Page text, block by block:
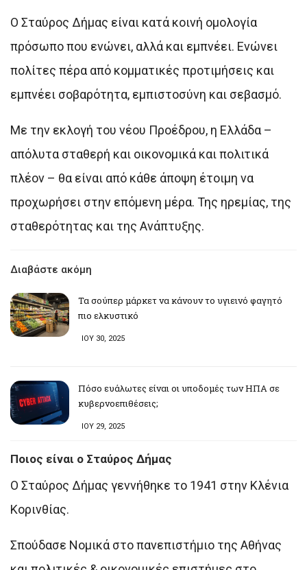
Ο Σταύρος Δήμας είναι κατά κοινή ομολογία
πρόσωπο που ενώνει, αλλά και εμπνέει. Ενώνει
πολίτες πέρα από κομματικές προτιμήσεις και
εμπνέει σοβαρότητα, εμπιστοσύνη και σεβασμό.
Με την εκλογή του νέου Προέδρου, η Ελλάδα –
απόλυτα σταθερή και οικονομικά και πολιτικά
πλέον – θα είναι από κάθε άποψη έτοιμη να
προχωρήσει στην επόμενη μέρα. Της ηρεμίας, της
σταθερότητας και της Ανάπτυξης.
Διαβάστε ακόμη
Τα σούπερ μάρκετ να κάνουν το υγιεινό φαγητό
πιο ελκυστικό
ΙΟΥ 30, 2025
Πόσο ευάλωτες είναι οι υποδομές των ΗΠΑ σε
κυβερνοεπιθέσεις;
ΙΟΥ 29, 2025
Ποιος είναι ο Σταύρος Δήμας
Ο Σταύρος Δήμας γεννήθηκε το 1941 στην Κλένια
Κορινθίας.
Σπούδασε Νομικά στο πανεπιστήμιο της Αθήνας